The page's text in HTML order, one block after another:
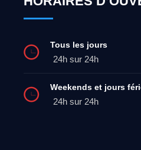
Tous les jours
24h sur 24h
Weekends et jours
24h sur 24h